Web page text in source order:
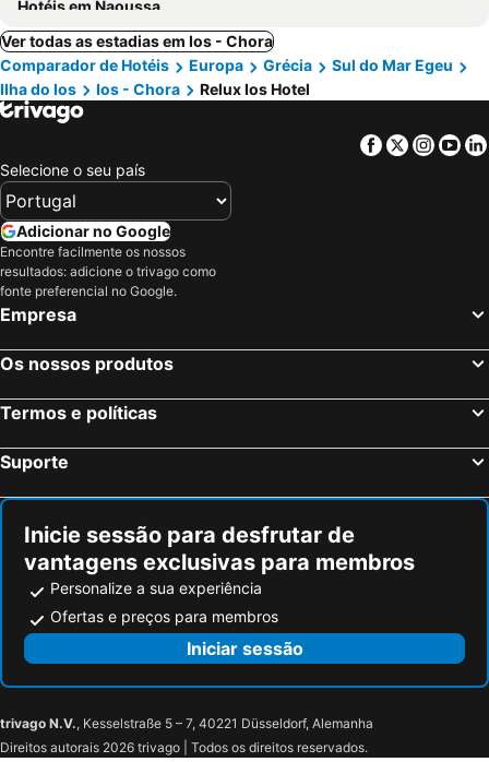
Hotéis em Naoussa
Ver todas as estadias em Ios - Chora
Comparador de Hotéis
Europa Grécia
Sul do Mar Egeu
Ilha do Ios
Ios - Chora Relux Ios Hotel
Facebook
Twitter
Selecione o seu país
Adicionar no Google
Encontre facilmente os nossos
resultados: adicione o trivago como
fonte preferencial no Google.
Empresa
Os nossos produtos
Termos e políticas
Suporte
Inicie sessão para desfrutar de
vantagens exclusivas para membros
Personalize a sua experiência
Ofertas e preços para membros
Iniciar sessão
trivago N.V., Kesselstraße 5 – 7, 40221 Düsseldorf, Alemanha
Direitos autorais 2026 trivago | Todos os direitos reservados.